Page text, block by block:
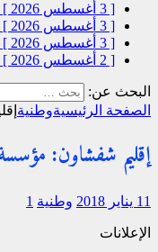
[ 3 أغسطس 2026 ]
[ 3 أغسطس 2026 ]
[ 3 أغسطس 2026 ]
[ 2 أغسطس 2026 ]
البحث عن:
الصفحة الرئيسيةوطنية
إقليم شفشاون: مؤسسة محمد
11 يناير 2018 وطنية 1
الإعلانات